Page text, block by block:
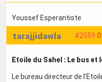
Youssef Esperantiste
#2559
tarajjidawla
Etoile du Sahel : Le bus
Le bureau directeur de